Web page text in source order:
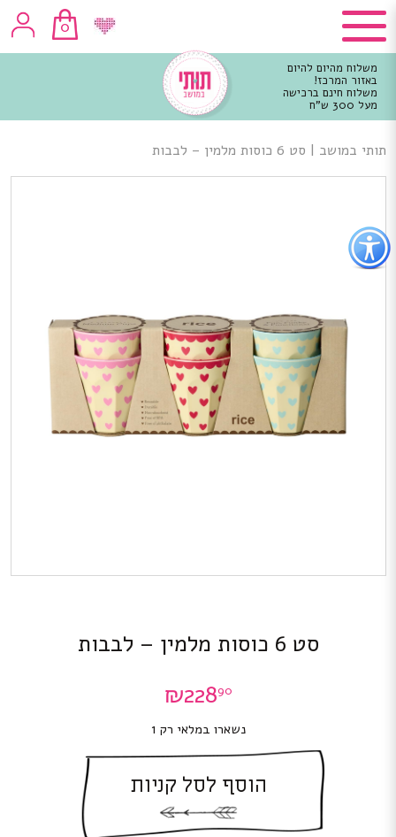
כפתור
לפתיחת
תפריט
נגישות
0
משלוח מהיום להיום
באזור המרכז!
משלוח חינם ברכישה
מעל 300 ש"ח
מרכזי
תותי במושב | סט 6 כוסות מלמין – לבבות
סט 6 כוסות מלמין – לבבות
₪22890
נשארו במלאי רק 1
הוסף לסל קניות